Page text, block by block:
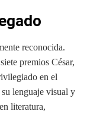
reconocida.
premios César,
en el
lenguaje visual y
literatura,